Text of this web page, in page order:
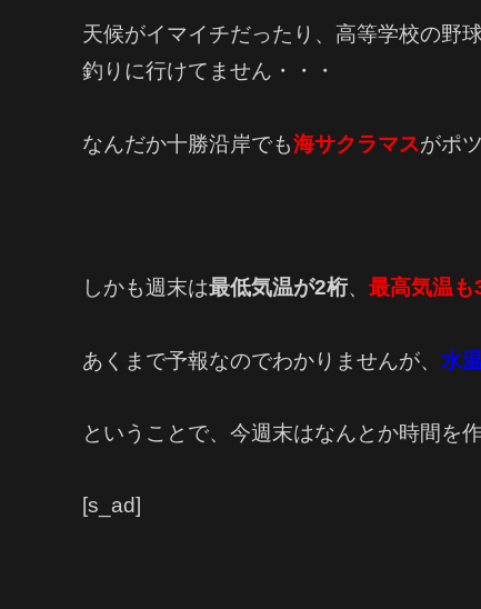
天候がイマイチだったり、高等学校の野
釣りに行けてません・・・
なんだか十勝沿岸でも海サクラマスがポ
しかも週末は最低気温が2桁、 最高気温も
あくまで予報なのでわかりませんが、 水
ということで、今週末はなんとか時間を
[s_ad]